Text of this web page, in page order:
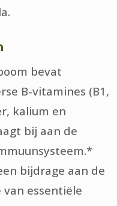
bevat
B-vitamines (B1,
kalium en
bij aan de
bijdrage aan de
essentiële